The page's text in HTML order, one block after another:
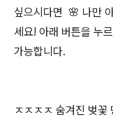
싶으시다면 🌸 나만
세요! 아래 버튼을 누
가능합니다.
ㅈㅈㅈㅈ 숨겨진 벚꽃